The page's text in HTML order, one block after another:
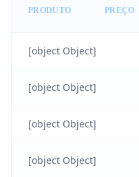
PRODUTO PREÇO
[object Object]
[object Object]
[object Object]
[object Object]